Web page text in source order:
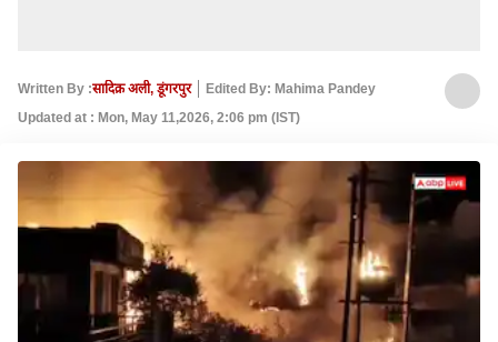
Written By :सादिक़ अली, डूंगरपुर
Edited By: Mahima Pandey
Updated at : Mon, May 11,2026, 2:06 pm (IST)